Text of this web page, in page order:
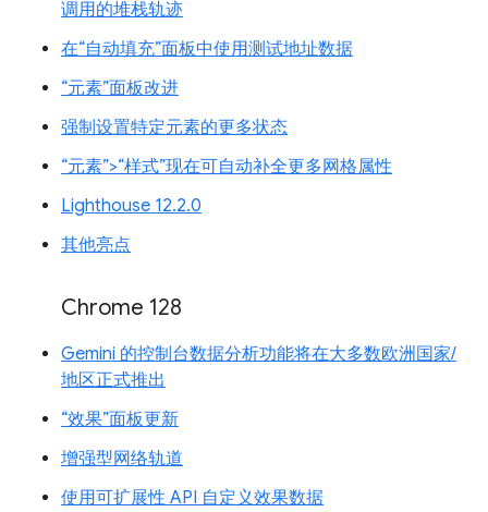
调用的堆栈轨迹
在“自动填充”面板中使用测试地址数据
“元素”面板改进
强制设置特定元素的更多状态
“元素”>“样式”现在可自动补全更多网格属性
Lighthouse 12.2.0
其他亮点
Chrome 128
Gemini 的控制台数据分析功能将在大多数欧洲国家/
地区正式推出
“效果”面板更新
增强型网络轨道
使用可扩展性 API 自定义效果数据